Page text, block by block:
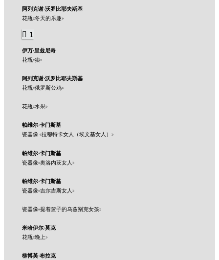
阿列克谢·沃罗比耶夫斯基
花瓶«冬天的乐趣»
1
伊万·里兹尼奇
花瓶«狼»
阿列克谢·沃罗比耶夫斯基
花瓶«俄罗斯公鸡»
花瓶«水果»
帕维尔·卡门斯基
瓷器像 «拉穆特卡女人（埃文基女人）»
帕维尔·卡门斯基
瓷器像«奥洛内茨女人»
帕维尔·卡门斯基
瓷器像«吉尔吉斯女人»
瓷器像«提着篮子的乌兹别克女孩»
米哈伊尔·莫克
花瓶«晚上»
柳博芙·布拉克